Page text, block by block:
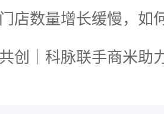
店数量增长缓慢，如